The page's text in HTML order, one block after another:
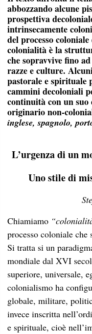
abbozzando alcune
prospettiva
intrinsecamente
del processo
colonialità è la
che sopravvive fino
razze e culture.
pastorale e spirituale
cammini decoloniali
continuità con un suo
originario non-
inglese, spagnolo,
L’urgenza di un
Uno stile di
Chiamiamo
processo coloniale
Si tratta si un
mondiale dal XVI
superiore, universale,
colonialismo ha
globale, militare,
invece inscritta
e spirituale, cioè